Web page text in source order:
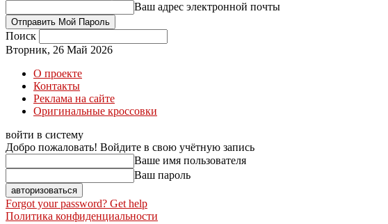
Ваш адрес электронной почты
Поиск
Вторник, 26 Май 2026
О проекте
Контакты
Реклама на сайте
Оригинальные кроссовки
войти в систему
Добро пожаловать! Войдите в свою учётную запись
Ваше имя пользователя
Ваш пароль
Forgot your password? Get help
Политика конфиденциальности